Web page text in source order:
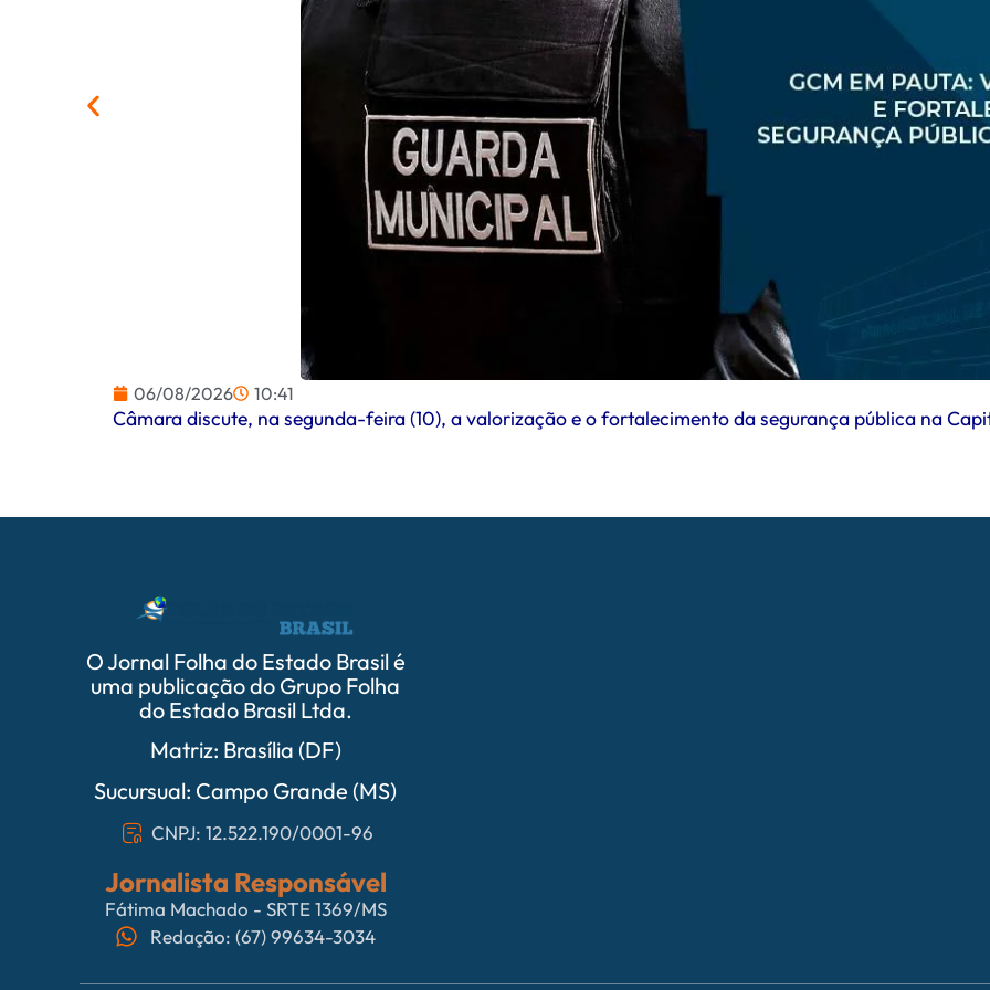
06/08/2026 10:41
Câmara discute, na segunda-feira (10), a valorização e o fortalecimento da segurança pública na
O Jornal Folha do Estado Brasil é
uma publicação do Grupo Folha
do Estado Brasil Ltda.
Matriz: Brasília (DF)
Sucursual: Campo Grande (MS)
CNPJ: 12.522.190/0001-96
Jornalista Responsável
Fátima Machado - SRTE 1369/MS
Redação: (67) 99634-3034